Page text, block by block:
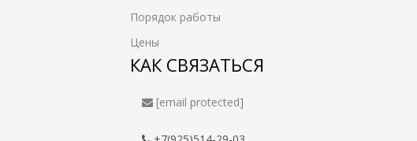
Порядок работы
Цены
КАК СВЯЗАТЬСЯ
[email protected]